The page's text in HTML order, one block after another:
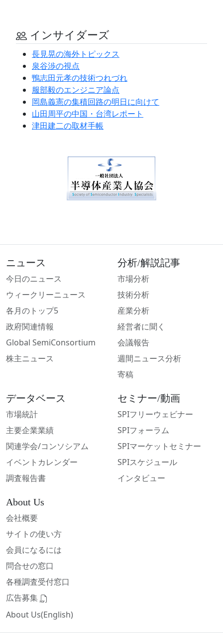
インサイダーズ
長見晃の海外トピックス
泉谷渉の視点
鴨志田元孝の技術つれづれ
服部毅のエンジニア論点
岡島義憲の集積回路の明日に向けて
山田周平の中国・台湾レポート
津田建二の取材手帳
ニュース
今日のニュース
ウィークリーニュース
各月のトップ5
政府関連情報
Global SemiConsortium
株主ニュース
分析/解説記事
市場分析
技術分析
産業分析
経営者に聞く
会議報告
週間ニュース分析
寄稿
データベース
市場統計
主要企業業績
関連学会/コンソシアム
イベントカレンダー
調査報告書
セミナー/動画
SPIフリーウェビナー
SPIフォーラム
SPIマーケットセミナー
SPIスケジュール
インタビュー
About Us
会社概要
サイトの使い方
会員になるには
問合せの窓口
各種調査受付窓口
広告募集
About Us(English)